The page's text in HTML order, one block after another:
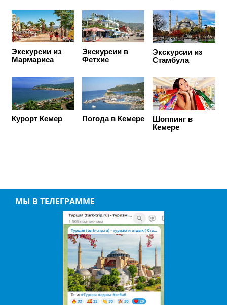
Экскурсии из
Мармариса
Экскурсии в
Фетхие
Экскурсии из
Стамбула
Курорт Кемер Погода в Кемере
Шоппинг в
Кемере
МЫ В ТЕЛЕГРАММЕ